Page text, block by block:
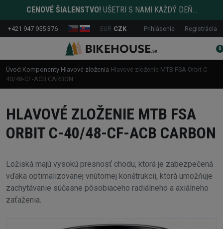
CENOVÉ ŠIALENSTVO! UŠETRI S NAMI KAŽDÝ DEŇ...
+421 947 955 376 EUR CZK Prihlásenie Registrácia
0
Úvod Komponenty Hlavové zloženia Hlavové zloženie MTB FSA Orbit C-
40/48-CF-ACB CARBON
HLAVOVÉ ZLOŽENIE MTB FSA
ORBIT C-40/48-CF-ACB CARBON
Ložiská majú vysokú presnosť chodu, ktorá je zabezpečená
vďaka optimalizovanej vnútornej konštrukcii, ktorá umožňuje
zachytávanie súčasne pôsobiaceho radiálneho a axiálneho
zaťaženia.